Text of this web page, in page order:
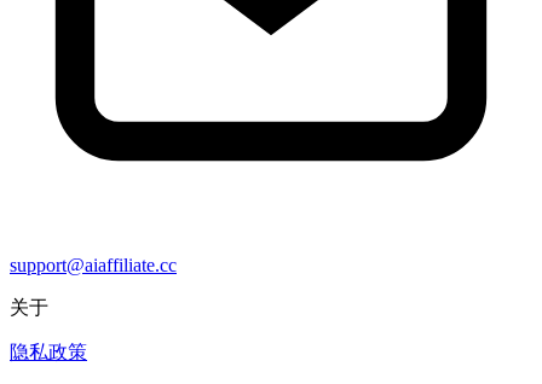
support@aiaffiliate.cc
关于
隐私政策